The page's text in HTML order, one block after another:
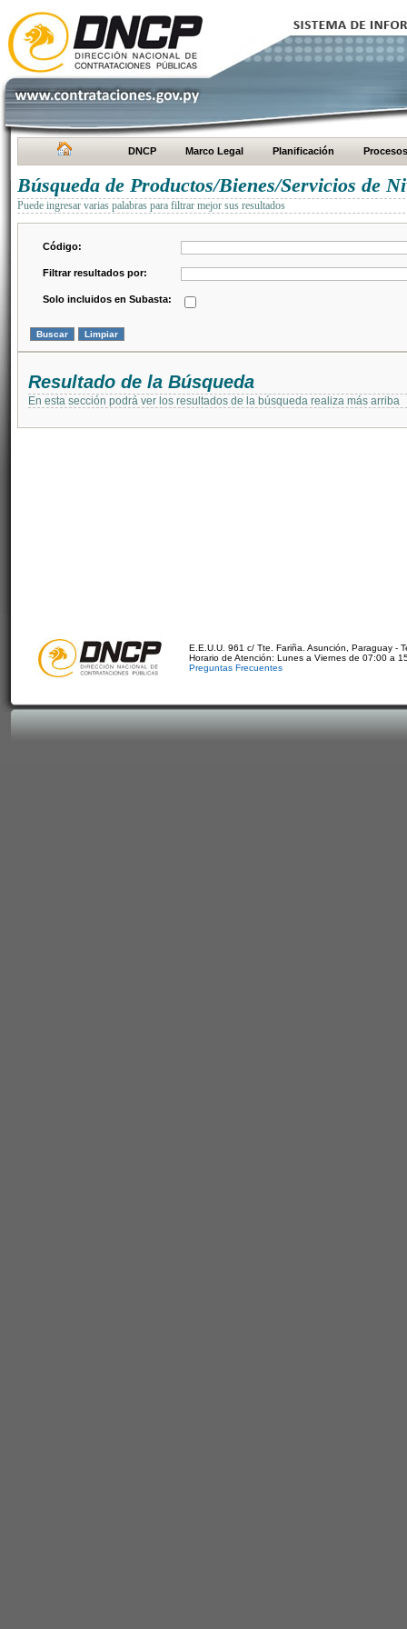
DNCP Marco Legal Planificación Procesos
Búsqueda de Productos/Bienes/Servicios de
Puede ingresar varias palabras para filtrar mejor sus resultados
Código:
Filtrar resultados por:
Solo incluidos en Subasta:
Resultado de la Búsqueda
En esta sección podrá ver los resultados de la búsqueda realiza más arriba
E.E.U.U. 961 c/ Tte. Fariña. Asunción, Paraguay -
Horario de Atención: Lunes a Viernes de 07:00 a
Preguntas Frecuentes